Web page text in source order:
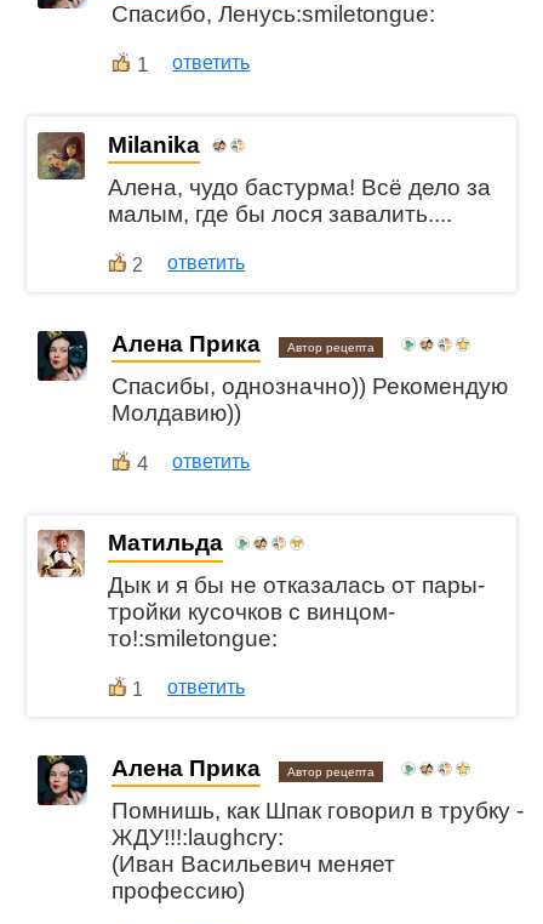
Спасибо, Ленусь:smiletongue:
1 ответить
Milanika
Алена, чудо бастурма! Всё дело за
малым, где бы лося завалить....
2 ответить
Алена Прика Автор рецепта
Спасибы, однозначно)) Рекомендую
Молдавию))
4 ответить
Матильда
Дык и я бы не отказалась от пары-
тройки кусочков с винцом-
то!:smiletongue:
1 ответить
Алена Прика Автор рецепта
Помнишь, как Шпак говорил в трубку -
ЖДУ!!!:laughcry:
(Иван Васильевич меняет
профессию)